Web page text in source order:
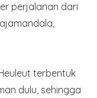
perjalanan dari
terbentuk
dulu, sehingga